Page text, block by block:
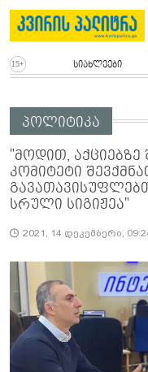
სიახლეები
პოლიტიკა
"მოდით,
კომიტეტი
სრული სიგიჟეა"
2021, 14 დეკემბერი,